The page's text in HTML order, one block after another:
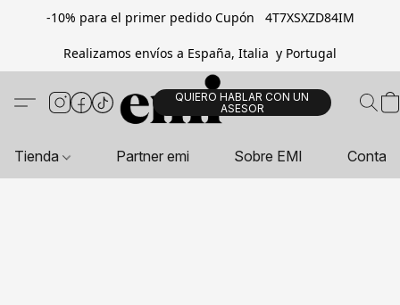
-10% para el primer pedido Cupón 4T7XSXZD84IM
Realizamos envíos a España, Italia y Portugal
QUIERO HABLAR CON UN
ASESOR
Tienda Partner emi Sobre EMI